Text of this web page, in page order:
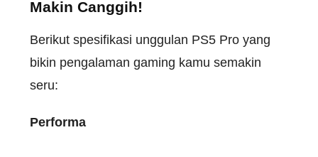
Makin Canggih!
Berikut spesifikasi unggulan PS5 Pro yang
bikin pengalaman gaming kamu semakin
seru:
Performa